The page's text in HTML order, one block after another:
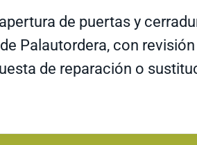
de puertas y
Palautordera, con
de reparación o